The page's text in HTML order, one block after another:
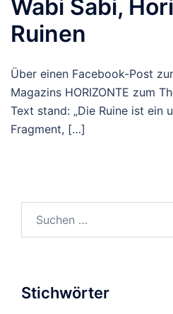
Wabi Sabi,
Ruinen
Über einen Facebook-Post
Magazins HORIZONTE zum
Text stand: „Die Ruine ist ein
Fragment, […]
Stichwörter